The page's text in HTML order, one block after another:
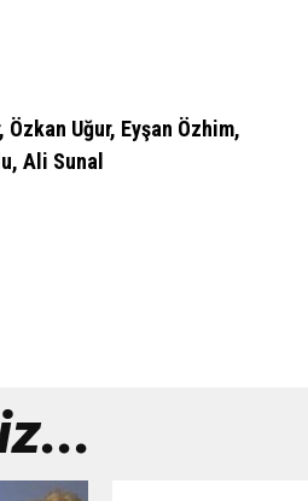
Uğur, Eyşan Özhim,
Ali Sunal